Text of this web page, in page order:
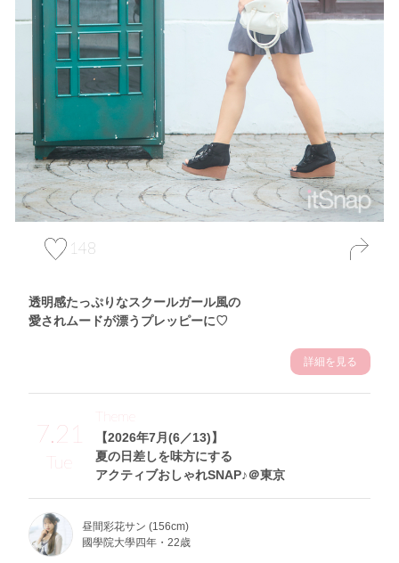
148
透明感たっぷりなスクールガール風の
愛されムードが漂うプレッピーに♡
詳細を見る
7.21
Tue
【2026年7月(6／13)】
夏の日差しを味方にする
アクティブおしゃれSNAP♪＠東京
Theme
昼間彩花サン (156cm)
國學院大學四年・22歳